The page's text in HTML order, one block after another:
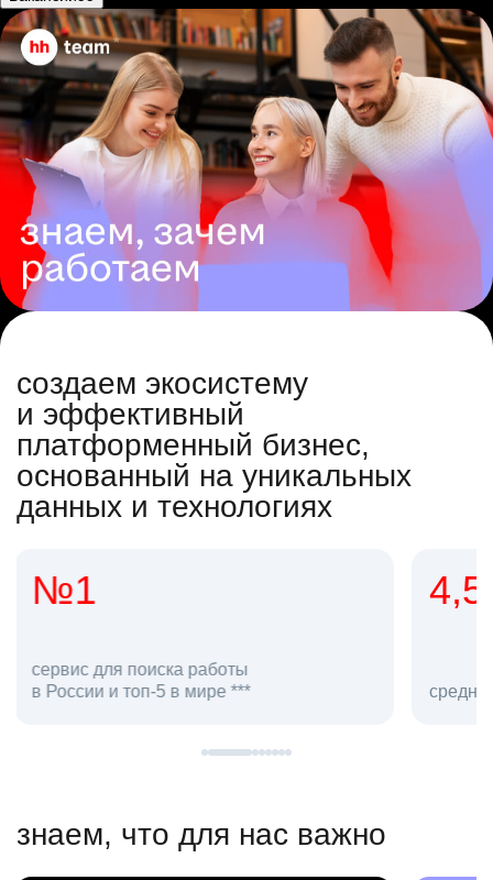
создаем экосистему
и эффективный
платформенный бизнес,
основанный на уникальных
данных и технологиях
4,5
средняя оценка hh.ru как работодателя **
в hh.ru
знаем, что для нас важно